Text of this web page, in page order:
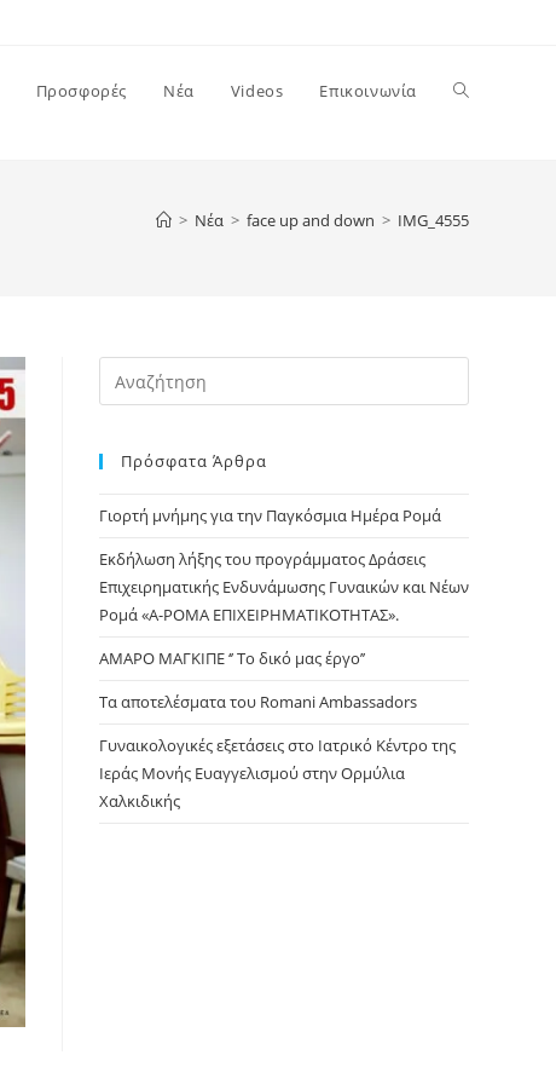
Προσφορές Νέα Videos Επικοινωνία Toggle
> Νέα > face up and down > IMG_4555
Escape
Πρόσφατα Άρθρα
Γιορτή μνήμης για την Παγκόσμια Ημέρα Ρομά
Εκδήλωση λήξης του προγράμματος Δράσεις
Επιχειρηματικής Ενδυνάμωσης Γυναικών και Νέων
Ρομά «Α-ΡΟΜΑ ΕΠΙΧΕΙΡΗΜΑΤΙΚΟΤΗΤΑΣ».
ΑΜΑΡΟ ΜΑΓΚΙΠΕ ‘’ Το δικό μας έργο’’
Τα αποτελέσματα του Romani Ambassadors
Γυναικολογικές εξετάσεις στο Ιατρικό Κέντρο της
Ιεράς Μονής Ευαγγελισμού στην Ορμύλια
Χαλκιδικής